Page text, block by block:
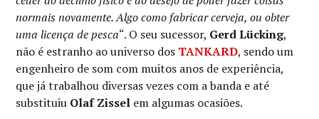
normais novamente. Algo como fabricar cerveja, ou obter
uma licença de pesca“. O seu sucessor, Gerd Lücking,
não é estranho ao universo dos TANKARD, sendo um
engenheiro de som com muitos anos de experiência,
que já trabalhou diversas vezes com a banda e até
substituiu Olaf Zissel em algumas ocasiões.